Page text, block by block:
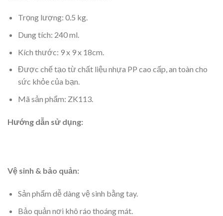
Trọng lượng: 0.5 kg.
Dung tích: 240 ml.
Kích thước: 9 x 9 x 18cm.
Được chế tạo từ chất liệu nhựa PP cao cấp, an toàn cho
sức khỏe của bạn.
Mã sản phẩm: ZK113.
Hướng dẫn sử dụng:
Vệ sinh & bảo quản:
Sản phẩm dễ dàng vệ sinh bằng tay.
Bảo quản nơi khô ráo thoáng mát.